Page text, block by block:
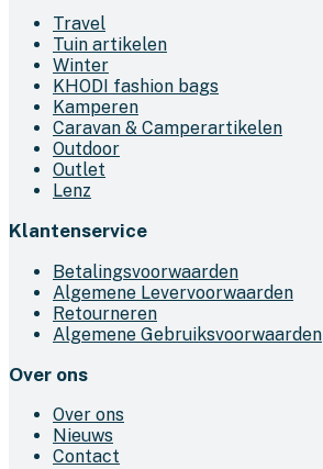
Travel
Tuin artikelen
Winter
KHODI fashion bags
Kamperen
Caravan & Camperartikelen
Outdoor
Outlet
Lenz
Klantenservice
Betalingsvoorwaarden
Algemene Levervoorwaarden
Retourneren
Algemene Gebruiksvoorwaarden
Over ons
Over ons
Nieuws
Contact